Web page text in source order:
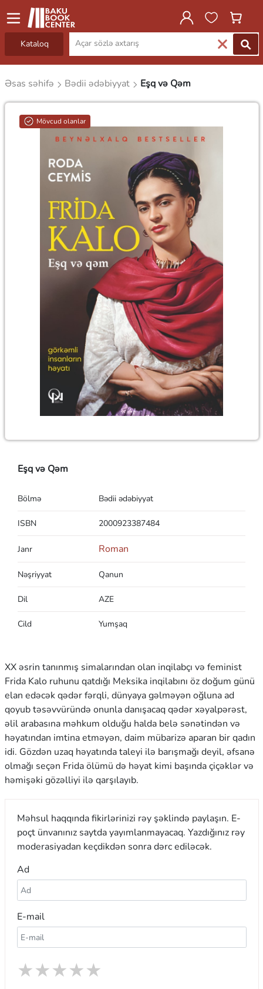
Kataloq
Əsas səhifə Bədii ədəbiyyat Eşq və Qəm
Mövcud olanlar
Eşq və Qəm
Bölmə Bədii ədəbiyyat
ISBN 2000923387484
Janr Roman
Nəşriyyat Qanun
Dil AZE
Cild Yumşaq
XX əsrin tanınmış simalarından olan inqilabçı və feminist
Frida Kalo ruhunu qatdığı Meksika inqilabını öz doğum günü
elan edəcək qədər fərqli, dünyaya gəlməyən oğluna ad
qoyub təsəvvüründə onunla danışacaq qədər xəyalpərəst,
əlil arabasına məhkum olduğu halda belə sənətindən və
həyatından imtina etməyən, daim mübarizə aparan bir qadın
idi. Gözdən uzaq həyatında taleyi ilə barışmağı deyil, əfsanə
olmağı seçən Frida ölümü də həyat kimi başında çiçəklər və
həmişəki gözəlliyi ilə qarşılayıb.
Məhsul haqqında fikirlərinizi rəy şəklində paylaşın. E-
poçt ünvanınız saytda yayımlanmayacaq. Yazdığınız rəy
moderasiyadan keçdikdən sonra dərc ediləcək.
Ad
E-mail
★
★
★
★
★